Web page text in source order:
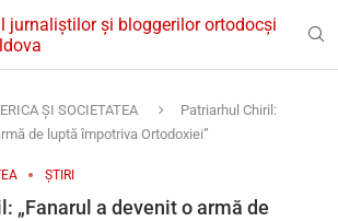
jurnaliștilor și bloggerilor ortodocși
ȘI SOCIETATEA
Patriarhul Chiril:
de luptă împotriva Ortodoxiei”
ȘTIRI
„Fanarul a devenit o armă de